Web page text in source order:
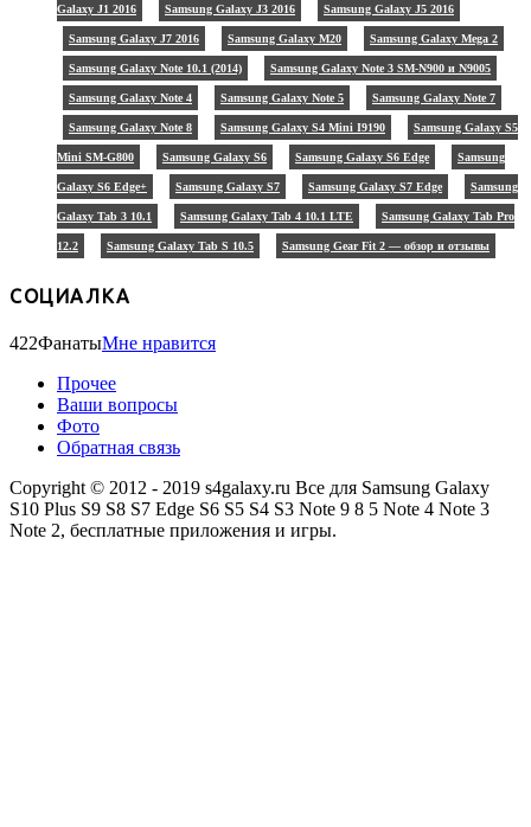
Galaxy J1 2016 Samsung Galaxy J3 2016 Samsung Galaxy J5 2016
Samsung Galaxy J7 2016 Samsung Galaxy M20 Samsung Galaxy Mega 2
Samsung Galaxy Note 10.1 (2014) Samsung Galaxy Note 3 SM-N900 и N9005
Samsung Galaxy Note 4 Samsung Galaxy Note 5 Samsung Galaxy Note 7
Samsung Galaxy Note 8 Samsung Galaxy S4 Mini I9190 Samsung Galaxy S5
Mini SM-G800 Samsung Galaxy S6 Samsung Galaxy S6 Edge Samsung
Galaxy S6 Edge+ Samsung Galaxy S7 Samsung Galaxy S7 Edge Samsung
Galaxy Tab 3 10.1 Samsung Galaxy Tab 4 10.1 LTE Samsung Galaxy Tab Pro
12.2 Samsung Galaxy Tab S 10.5 Samsung Gear Fit 2 — обзор и отзывы
СОЦИАЛКА
422ФанатыМне нравится
Прочее
Ваши вопросы
Фото
Обратная связь
Copyright © 2012 - 2019 s4galaxy.ru Все для Samsung Galaxy
S10 Plus S9 S8 S7 Edge S6 S5 S4 S3 Note 9 8 5 Note 4 Note 3
Note 2, бесплатные приложения и игры.